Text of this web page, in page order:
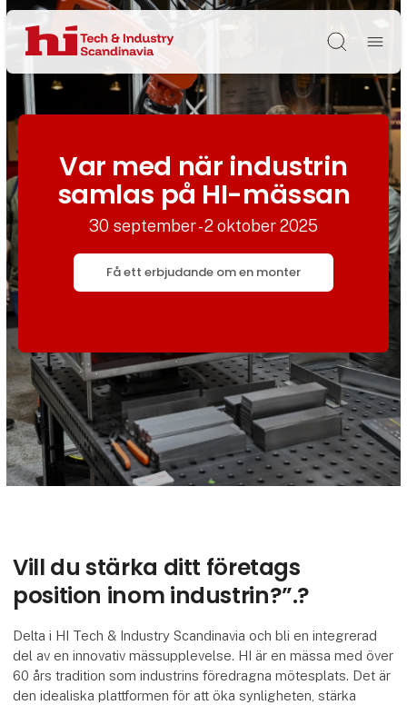
Søg
Var med när industrin
samlas på HI-mässan
30 september - 2 oktober 2025
Få ett erbjudande om en monter
Vill du stärka ditt företags
position inom industrin?”.?
Delta i HI Tech & Industry Scandinavia och bli en integrerad
del av en innovativ mässupplevelse. HI är en mässa med över
60 års tradition som industrins föredragna mötesplats. Det är
den idealiska plattformen för att öka synligheten, stärka